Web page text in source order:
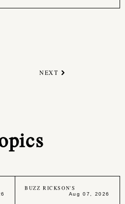
NEXT
BUZZ RICKSON'S
Aug 07, 2026